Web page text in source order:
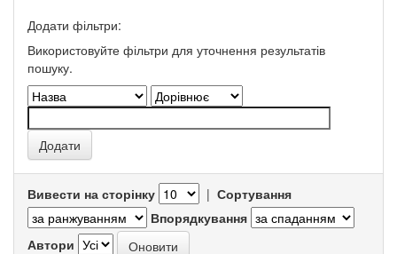
Додати фільтри:
Використовуйте фільтри для уточнення результатів
пошуку.
Вивести на сторінку | Сортування
Впорядкування
Автори